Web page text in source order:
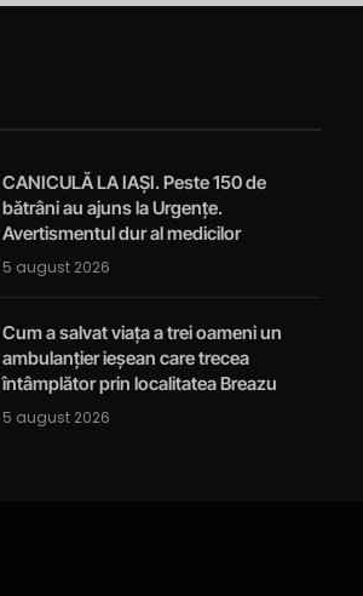
CANICULĂ LA IAȘI. Peste 150 de
bătrâni au ajuns la Urgențe.
Avertismentul dur al medicilor
5 august 2026
Cum a salvat viața a trei oameni un
ambulanțier ieșean care trecea
întâmplător prin localitatea Breazu
5 august 2026